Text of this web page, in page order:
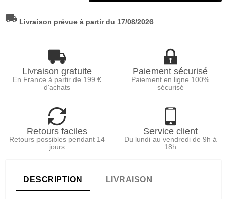
local_shipping Livraison prévue à partir du 17/08/2026
Livraison gratuite
En France à partir de 199 €
d'achats
Paiement sécurisé
Paiement en ligne 100%
sécurisé
Retours faciles
Retours possibles pendant 14
jours
Service client
Du lundi au vendredi de 9h à
18h
DESCRIPTION LIVRAISON